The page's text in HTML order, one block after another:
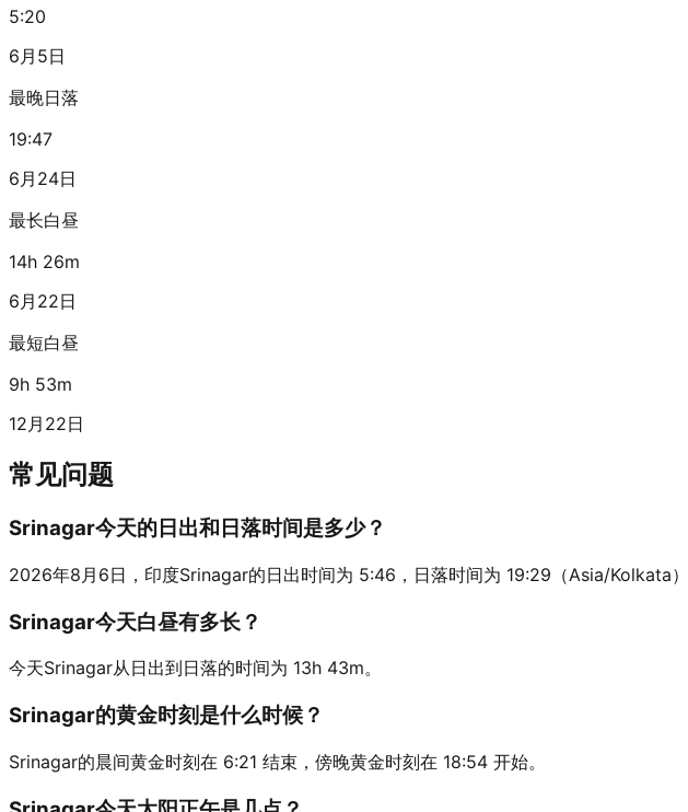
5:20
6月5日
最晚日落
19:47
6月24日
最长白昼
14h 26m
6月22日
最短白昼
9h 53m
12月22日
常见问题
Srinagar今天的日出和日落时间是多少？
2026年8月6日，印度Srinagar的日出时间为 5:46，日落时间为 19:29（Asia/Kolkata）
Srinagar今天白昼有多长？
今天Srinagar从日出到日落的时间为 13h 43m。
Srinagar的黄金时刻是什么时候？
Srinagar的晨间黄金时刻在 6:21 结束，傍晚黄金时刻在 18:54 开始。